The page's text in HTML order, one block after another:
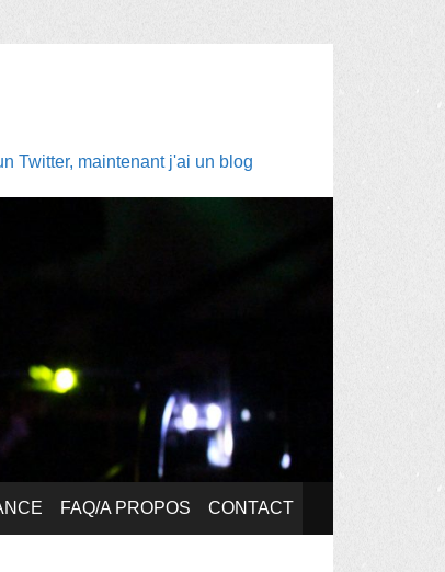
Twitter, maintenant j'ai un blog
FAQ/A PROPOS CONTACT